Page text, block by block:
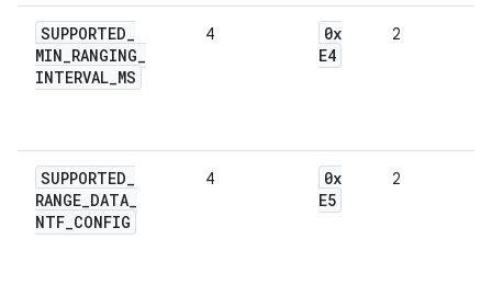
SUPPORTED_
MIN_RANGING_
INTERVAL_MS
4
0x
E4
2
SUPPORTED_
RANGE_DATA_
NTF_CONFIG
4
0x
E5
2